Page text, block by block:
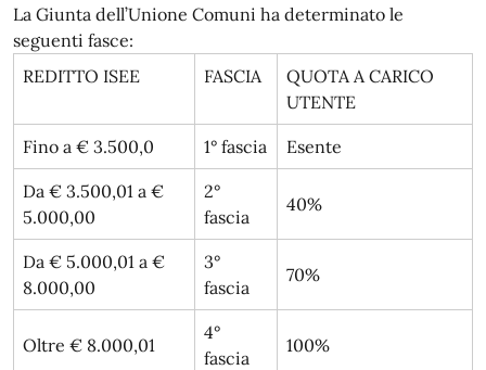
La Giunta dell’Unione Comuni ha determinato le
seguenti fasce:
REDITTO ISEE
FASCIA
QUOTA A CARICO
UTENTE
Fino a € 3.500,0 1° fascia Esente
Da € 3.500,01 a €
5.000,00
2°
fascia
40%
Da € 5.000,01 a €
8.000,00
3°
fascia
70%
Oltre € 8.000,01
4°
fascia
100%